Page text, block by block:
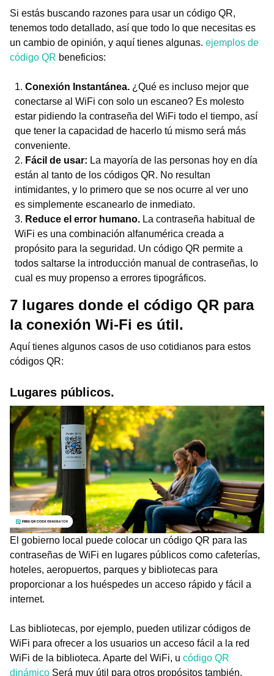
Si estás buscando razones para usar un código QR,
tenemos todo detallado, así que todo lo que necesitas es
un cambio de opinión, y aquí tienes algunas. ejemplos de
código QR beneficios:
Conexión Instantánea. ¿Qué es incluso mejor que
conectarse al WiFi con solo un escaneo? Es molesto
estar pidiendo la contraseña del WiFi todo el tiempo, así
que tener la capacidad de hacerlo tú mismo será más
conveniente.
Fácil de usar: La mayoría de las personas hoy en día
están al tanto de los códigos QR. No resultan
intimidantes, y lo primero que se nos ocurre al ver uno
es simplemente escanearlo de inmediato.
Reduce el error humano. La contraseña habitual de
WiFi es una combinación alfanumérica creada a
propósito para la seguridad. Un código QR permite a
todos saltarse la introducción manual de contraseñas, lo
cual es muy propenso a errores tipográficos.
7 lugares donde el código QR para
la conexión Wi-Fi es útil.
Aquí tienes algunos casos de uso cotidianos para estos
códigos QR:
Lugares públicos.
El gobierno local puede colocar un código QR para las
contraseñas de WiFi en lugares públicos como cafeterías,
hoteles, aeropuertos, parques y bibliotecas para
proporcionar a los huéspedes un acceso rápido y fácil a
internet.
Las bibliotecas, por ejemplo, pueden utilizar códigos de
WiFi para ofrecer a los usuarios un acceso fácil a la red
WiFi de la biblioteca. Aparte del WiFi, u código QR
dinámico Será muy útil para otros propósitos también.